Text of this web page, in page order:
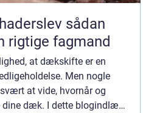
sådan
rigtige fagmand
at dækskifte er en
Men nogle
at vide, hvornår og
dine dæk. I dette blogindlæg